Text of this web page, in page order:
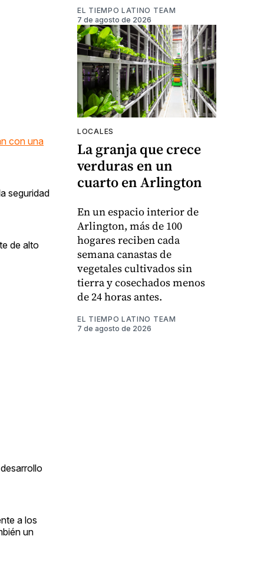
con una
seguridad
de alto
a los
un
EL TIEMPO LATINO TEAM
7 de agosto de 2026
LOCALES
La granja que crece
verduras en un
cuarto en Arlington
En un espacio interior de
Arlington, más de 100
hogares reciben cada
semana canastas de
vegetales cultivados sin
tierra y cosechados menos
de 24 horas antes.
EL TIEMPO LATINO TEAM
7 de agosto de 2026